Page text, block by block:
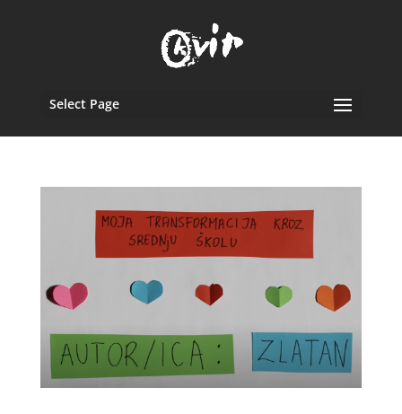
Select Page